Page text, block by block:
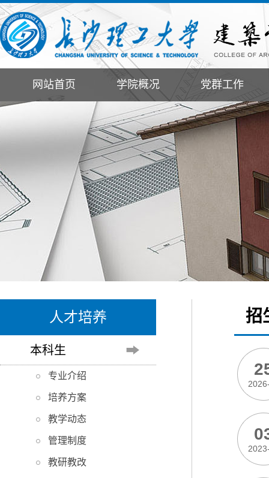
网站首页 学院概况 党群工作
人才培养
本科生
专业介绍
培养方案
教学动态
管理制度
教研教改
招